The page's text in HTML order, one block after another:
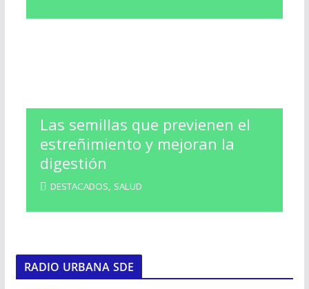
Las semillas que previenen el
estreñimiento y mejoran la
digestión
DESTACADOS, SALUD
RADIO URBANA SDE